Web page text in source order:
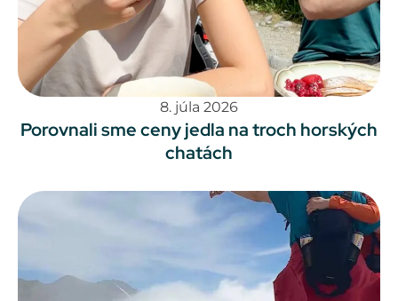
8. júla 2026
Porovnali sme ceny jedla na troch horských
chatách